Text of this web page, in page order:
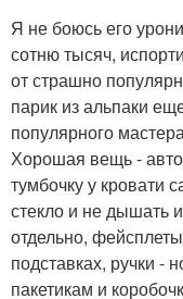
Я не боюсь его
сотню тысяч,
от страшно
парик из альпаки
популярного
Хорошая вещь -
тумбочку у кровати
стекло и не дышать
отдельно,
подставках, ручки
пакетикам и